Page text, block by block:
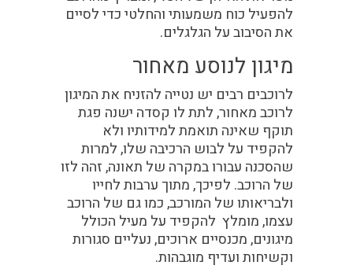
להפעיל כוח משמעותי והחלטי כדי לסיים
את הסיבוב על הגלגלים.
מיגון לנוסע מאחור
לרוכבים רבים יש נטייה להזניח את המיגון
לרוכב מאחור, לתת לו קסדה ישנה פגת
תוקף שאינה תואמת למידותיו ולא
להקפיד על לבוש הרכיבה שלו, למרות
שהסכנה עבורו במקרה של תאונה, זהה לזו
של הרוכב. לפיכך, מתוך ערבות לחייו
ולבריאותו של המורכב, כמו גם של הרוכב
עצמו, מומלץ להקפיד על מעיל הכולל
מיגונים, מכנסיים ארוכים, נעליים סגורות
וקשיחות ועדיף מוגבהות.